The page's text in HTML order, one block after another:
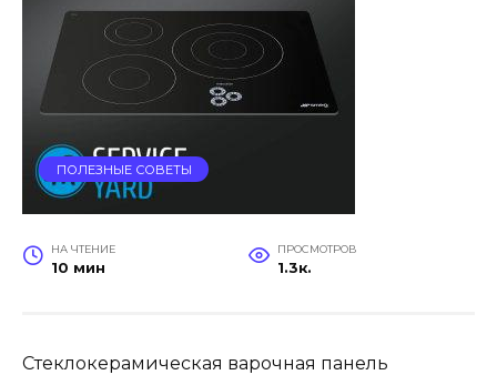
ПОЛЕЗНЫЕ СОВЕТЫ
НА ЧТЕНИЕ
10 мин
ПРОСМОТРОВ
1.3к.
Стеклокерамическая варочная панель